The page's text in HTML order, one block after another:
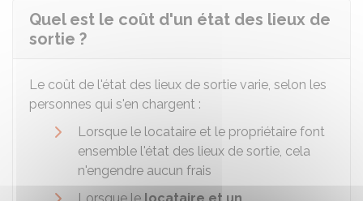
Quel est le coût d'un état des lieux de
sortie ?
Le coût de l'état des lieux de sortie varie, selon les
personnes qui s'en chargent :
Lorsque le locataire et le propriétaire font
ensemble l'état des lieux de sortie, cela
n'engendre aucun frais